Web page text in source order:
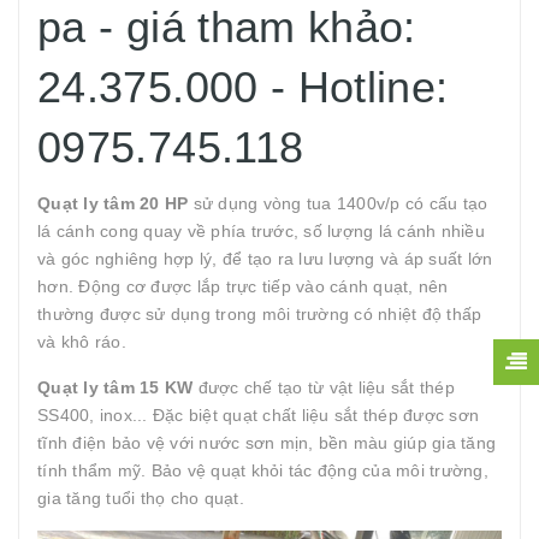
pa - giá tham khảo:
24.375.000 - Hotline:
0975.745.118
Quạt ly tâm 20 HP sử dụng vòng tua 1400v/p có cấu tạo
lá cánh cong quay về phía trước, số lượng lá cánh nhiều
và góc nghiêng hợp lý, để tạo ra lưu lượng và áp suất lớn
hơn. Động cơ được lắp trực tiếp vào cánh quạt, nên
thường được sử dụng trong môi trường có nhiệt độ thấp
và khô ráo.
Quạt ly tâm 15 KW được chế tạo từ vật liệu sắt thép
SS400, inox... Đặc biệt quạt chất liệu sắt thép được sơn
tĩnh điện bảo vệ với nước sơn mịn, bền màu giúp gia tăng
tính thẩm mỹ. Bảo vệ quạt khỏi tác động của môi trường,
gia tăng tuổi thọ cho quạt.